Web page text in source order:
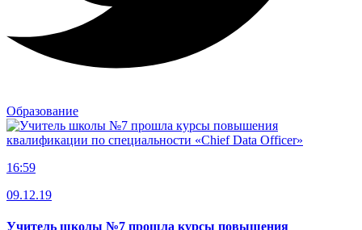
Образование
16:59
09.12.19
Учитель школы №7 прошла курсы повышения